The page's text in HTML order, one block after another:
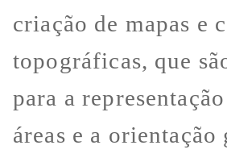
criação de mapas e
topográficas, que
para a
áreas e a